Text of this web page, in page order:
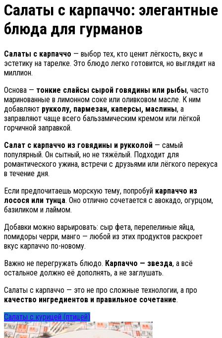
Салаты с карпаччо: элегантные
блюда для гурманов
Салаты с карпаччо — выбор тех, кто ценит лёгкость, вкус и
эстетику на тарелке. Это блюдо легко готовится, но выглядит на
миллион.
Основа — тонкие слайсы сырой говядины или рыбы, часто
маринованные в лимонном соке или оливковом масле. К ним
добавляют рукколу, пармезан, каперсы, маслины, а
заправляют чаще всего бальзамическим кремом или лёгкой
горчичной заправкой.
Салат с карпаччо из говядины и рукколой — самый
популярный. Он сытный, но не тяжёлый. Подходит для
романтического ужина, встречи с друзьями или лёгкого перекуса
в течение дня.
Если предпочитаешь морскую тему, попробуй карпаччо из
лосося или тунца. Оно отлично сочетается с авокадо, огурцом,
базиликом и лаймом.
Добавки можно варьировать: сыр фета, перепелиные яйца,
помидоры черри, манго — любой из этих продуктов раскроет
вкус карпаччо по-новому.
Важно не перегружать блюдо. Карпаччо — звезда, а всё
остальное должно её дополнять, а не заглушать.
Салаты с карпаччо — это не про сложные технологии, а про
качество ингредиентов и правильное сочетание.
Салаты с курицей (птицей)